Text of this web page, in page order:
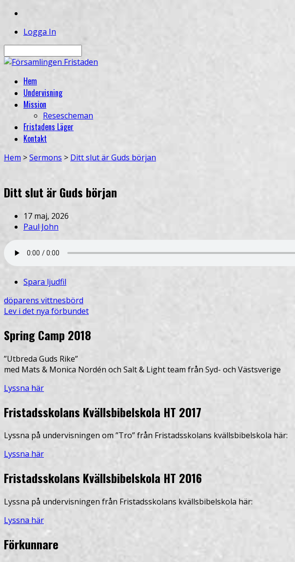
Logga In
Hem
Undervisning
Mission
Resescheman
Fristadens Läger
Kontakt
Hem >Sermons > Ditt slut är Guds början
Ditt slut är Guds början
17 maj, 2026
Paul John
Spara ljudfil
döparens vittnesbörd
Lev i det nya förbundet
Spring Camp 2018
”Utbreda Guds Rike”
med Mats & Monica Nordén och Salt & Light team från Syd- och Västsverige
Lyssna här
Fristadsskolans Kvällsbibelskola HT 2017
Lyssna på undervisningen om ”Tro” från Fristadsskolans kvällsbibelskola här:
Lyssna här
Fristadsskolans Kvällsbibelskola HT 2016
Lyssna på undervisningen från Fristadsskolans kvällsbibelskola här:
Lyssna här
Förkunnare